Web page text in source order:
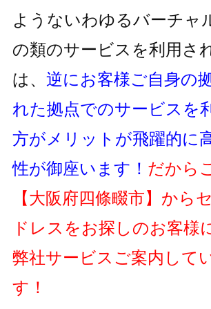
ようないわゆるバーチャ
の類のサービスを利用さ
は、 逆にお客様ご自身の
れた拠点でのサービスを
方がメリットが飛躍的に
性が御座います！ だから
【大阪府四條畷市】 から
ドレスをお探しのお客様
弊社サービスご案内して
す！